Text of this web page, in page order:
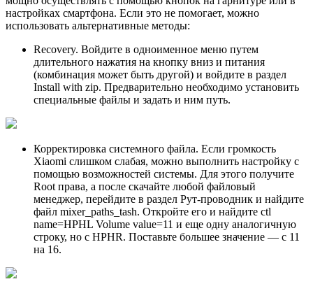
настройках смартфона. Если это не помогает, можно
использовать альтернативные методы:
Recovery. Войдите в одноименное меню путем
длительного нажатия на кнопку вниз и питания
(комбинация может быть другой) и войдите в раздел
Install with zip. Предварительно необходимо установить
специальные файлы и задать и ним путь.
Корректировка системного файла. Если громкость
Xiaomi слишком слабая, можно выполнить настройку с
помощью возможностей системы. Для этого получите
Root права, а после скачайте любой файловый
менеджер, перейдите в раздел Рут-проводник и найдите
файл mixer_paths_tash. Откройте его и найдите ctl
name=HPHL Volume value=11 и еще одну аналогичную
строку, но с HPHR. Поставьте большее значение — с 11
на 16.